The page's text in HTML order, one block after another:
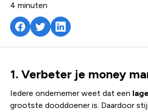
4 minuten
1. Verbeter je money
Iedere ondernemer weet dat een
grootste dooddoener is. Daardoor